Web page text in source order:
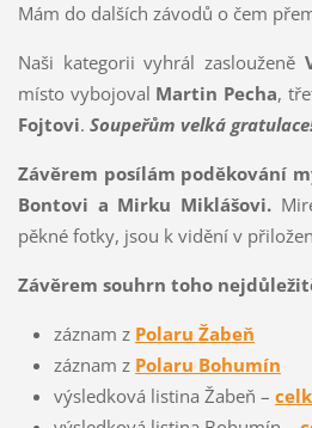
Mám do dalších závodů o čem
Naši kategorii vyhrál zaslouženě
místo vybojoval Martin Pecha,
Fojtovi. Soupeřům velká
Závěrem posílám poděkování
Bontovi a Mirku Miklášovi.
pěkné fotky, jsou k vidění v
Závěrem souhrn toho
záznam z Polaru Žabeň
záznam z Polaru Bohumín
výsledková listina Žabeň –